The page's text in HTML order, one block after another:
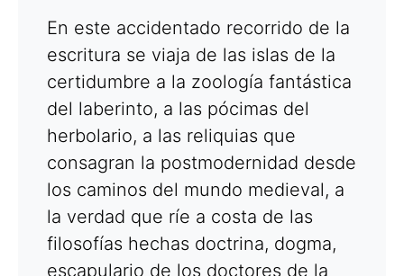
En este accidentado recorrido de la
escritura se viaja de las islas de la
certidumbre a la zoología fantástica
del laberinto, a las pócimas del
herbolario, a las reliquias que
consagran la postmodernidad desde
los caminos del mundo medieval, a
la verdad que ríe a costa de las
filosofías hechas doctrina, dogma,
escapulario de los doctores de la